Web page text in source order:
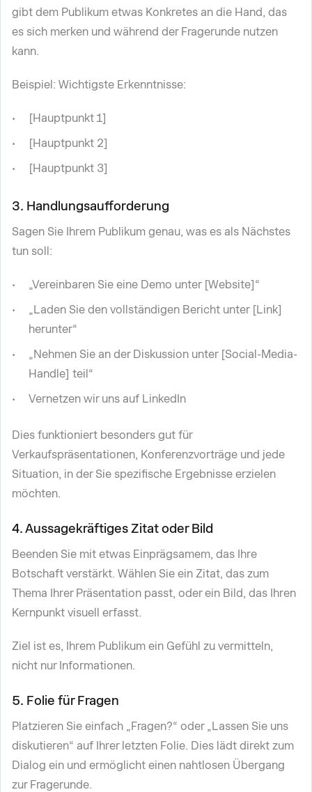
gibt dem Publikum etwas Konkretes an die Hand, das
es sich merken und während der Fragerunde nutzen
kann.
Beispiel: Wichtigste Erkenntnisse:
[Hauptpunkt 1]
[Hauptpunkt 2]
[Hauptpunkt 3]
3. Handlungsaufforderung
Sagen Sie Ihrem Publikum genau, was es als Nächstes
tun soll:
„Vereinbaren Sie eine Demo unter [Website]“
„Laden Sie den vollständigen Bericht unter [Link]
herunter“
„Nehmen Sie an der Diskussion unter [Social-Media-
Handle] teil“
Vernetzen wir uns auf LinkedIn
Dies funktioniert besonders gut für
Verkaufspräsentationen, Konferenzvorträge und jede
Situation, in der Sie spezifische Ergebnisse erzielen
möchten.
4. Aussagekräftiges Zitat oder Bild
Beenden Sie mit etwas Einprägsamem, das Ihre
Botschaft verstärkt. Wählen Sie ein Zitat, das zum
Thema Ihrer Präsentation passt, oder ein Bild, das Ihren
Kernpunkt visuell erfasst.
Ziel ist es, Ihrem Publikum ein Gefühl zu vermitteln,
nicht nur Informationen.
5. Folie für Fragen
Platzieren Sie einfach „Fragen?“ oder „Lassen Sie uns
diskutieren“ auf Ihrer letzten Folie. Dies lädt direkt zum
Dialog ein und ermöglicht einen nahtlosen Übergang
zur Fragerunde.